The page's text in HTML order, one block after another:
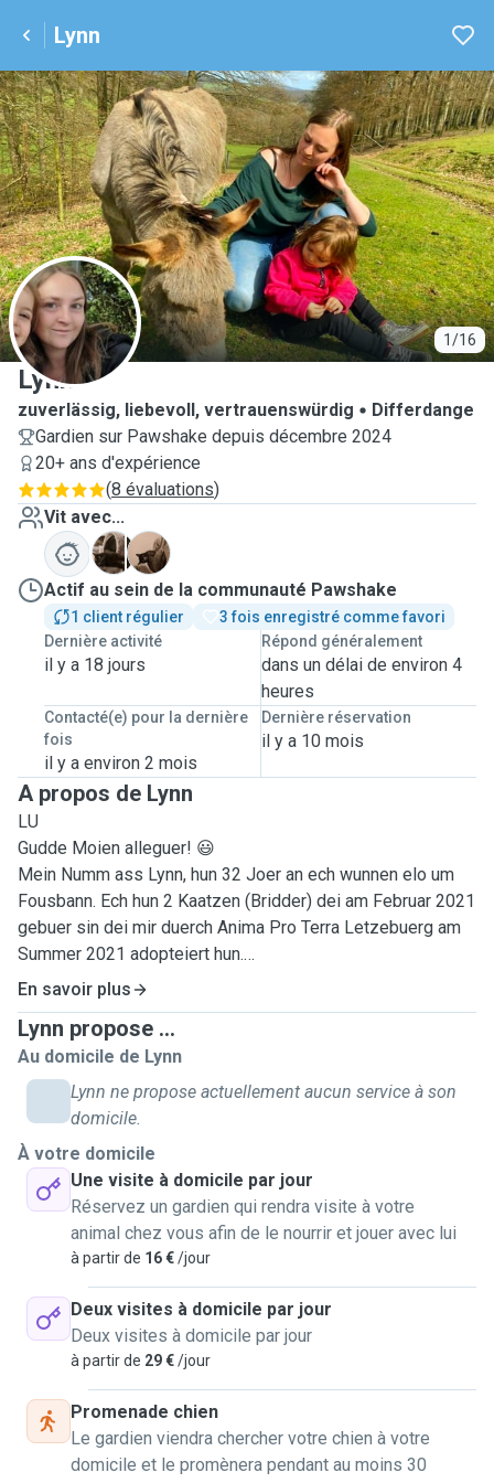
Lynn
1/16
L
Lynn
zuverlässig, liebevoll, vertrauenswürdig
Differdange
Gardien sur Pawshake depuis décembre 2024
20+ ans d'expérience
(8 évaluations)
Vit avec...
B
P
Actif au sein de la communauté Pawshake
1 client régulier
3 fois enregistré comme favori
Dernière activité
il y a 18 jours
Répond généralement
dans un délai de environ 4
heures
Contacté(e) pour la dernière
fois
il y a environ 2 mois
Dernière réservation
il y a 10 mois
A propos de Lynn
LU
Gudde Moien alleguer! 😃
Mein Numm ass Lynn, hun 32 Joer an ech wunnen elo um
Fousbann. Ech hun 2 Kaatzen (Bridder) dei am Februar 2021
gebuer sin dei mir duerch Anima Pro Terra Letzebuerg am
Summer 2021 adopteiert hun.
Ech sin vun kleng un mat Muppen grouss gin, eisen eichte
Familienhond war en Rauhhaardackel. weider Mupperassen
mat denen ech grouss gi sin: Bordercollie, Weimaraner,
Magyar Vizsla.
Och wann ech mat Muppe grouss gin sin, hun mir eis als
Famill aus diversen Grenn fir Kaatzen entscheed. ma ech
sin awer frou mat all Deier, och Klengdeieren, mir haaten als
Kanner zwou Kanengecher, Schildkröten, Fesch an eng Raat.
Ech beäntweren ganz gären är weider Froen an ech geif
mech immens freehen vun irch ze heieren, an dann och
eventuell op ärt Deier/är Deieren dierfen opzepassen!
Grousse Merci am Viraus.
Leif Greiss,
Lynn ✨️
Bonjour à tous ! 😃 Je m'appelle Lynn, j'ai 32 ans et je vis à
Fousbann. J'ai 2 chats (frères) nés en février 2021 que j'ai
adoptés chez Anima Pro Terra Letzebuerg à l'été 2021. J'ai
En savoir plus
Lynn propose ...
Au domicile de Lynn
Lynn ne propose actuellement aucun service à son
domicile.
À votre domicile
Une visite à domicile par jour
Réservez un gardien qui rendra visite à votre
animal chez vous afin de le nourrir et jouer avec lui
à partir de 16 €/jour
Deux visites à domicile par jour
Deux visites à domicile par jour
à partir de 29 €/jour
Promenade chien
Le gardien viendra chercher votre chien à votre
domicile et le promènera pendant au moins 30